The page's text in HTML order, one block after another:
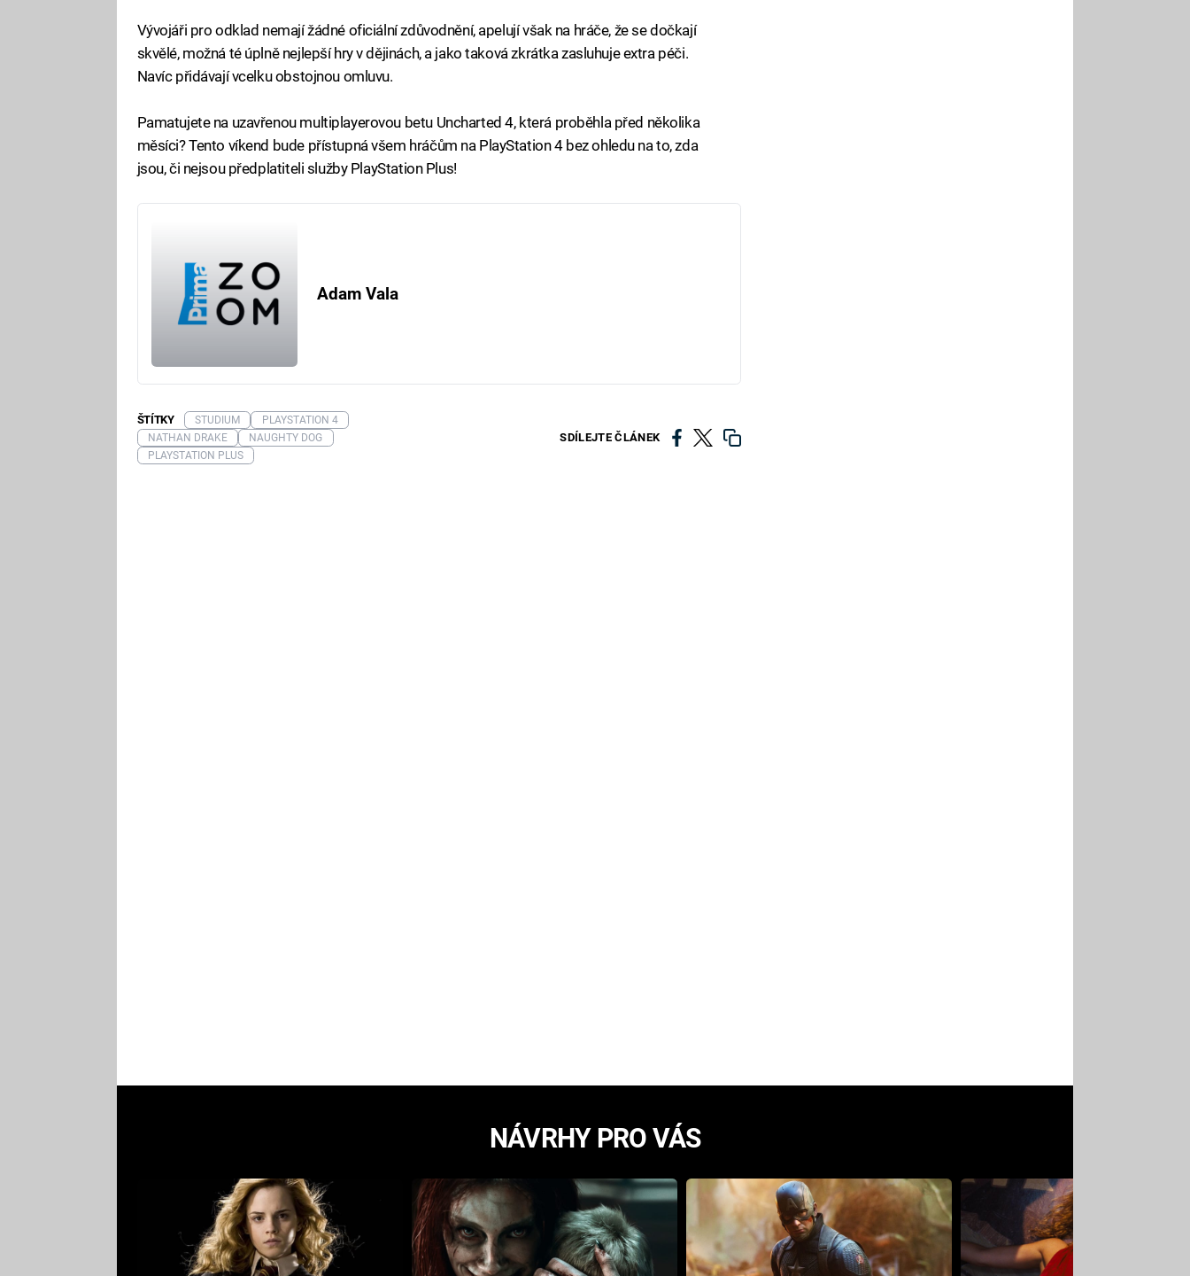
Vývojáři pro odklad nemají žádné oficiální zdůvodnění, apelují však na hráče, že se dočkají
skvělé, možná té úplně nejlepší hry v dějinách, a jako taková zkrátka zasluhuje extra péči.
Navíc přidávají vcelku obstojnou omluvu.
Pamatujete na uzavřenou multiplayerovou betu Uncharted 4, která proběhla před několika
měsíci? Tento víkend bude přístupná všem hráčům na PlayStation 4 bez ohledu na to, zda
jsou, či nejsou předplatiteli služby PlayStation Plus!
Adam Vala
SDÍLEJTE ČLÁNEK
ŠTÍTKY STUDIUM
PLAYSTATION 4
NATHAN DRAKE
NAUGHTY DOG
PLAYSTATION PLUS
NÁVRHY PRO VÁS